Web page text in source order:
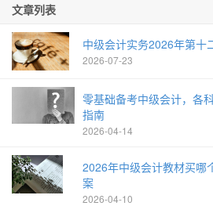
文章列表
中级会计实务2026年第十
2026-07-23
零基础备考中级会计，各
指南
2026-04-14
2026年中级会计教材买哪
案
2026-04-10